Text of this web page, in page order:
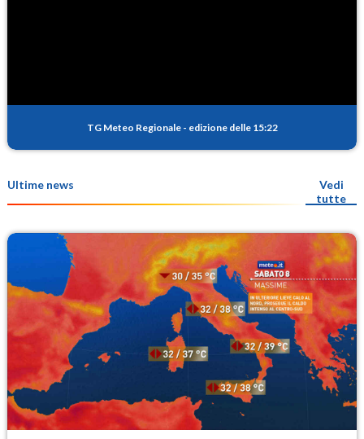
TG Meteo Regionale - edizione delle 15:22
Ultime news
Vedi
tutte